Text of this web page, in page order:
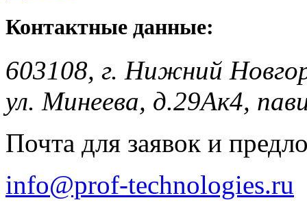
Контактные данные:
603108, г. Нижний
ул. Минеева, д.29Ак4,
Почта для заявок и
info@prof-technologies.ru